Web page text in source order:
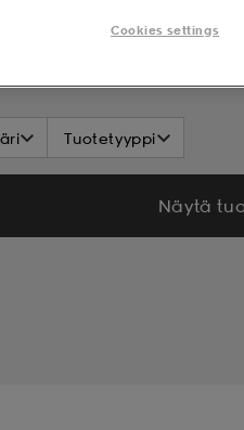
Tuotetyyppi
Näytä
Cookies settings